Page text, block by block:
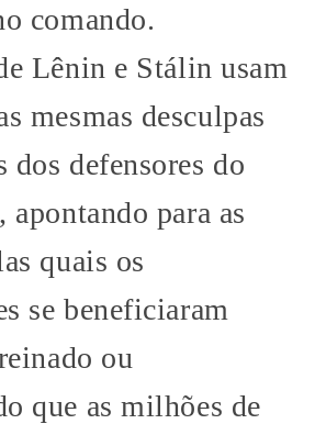
comando.
Lênin e Stálin usam
mesmas desculpas
dos defensores do
para as
quais os
se beneficiaram
ou
que as milhões de